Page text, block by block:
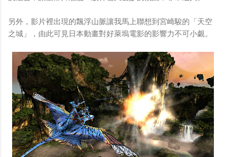
另外，影片裡出現的飄浮山脈讓我馬上聯想到宮崎駿的「天空
之城」，由此可見日本動畫對好萊塢電影的影響力不可小覷。